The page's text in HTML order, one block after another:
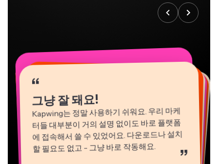
“
그냥 잘 돼요!
Kapwing는 정말 사용하기 쉬워요. 우리 마케
터들 대부분이 거의 설명 없이도 바로 플랫폼
에 접속해서 쓸 수 있었어요. 다운로드나 설치
할 필요도 없고 - 그냥 바로 작동해요. ”
“
““
“
“
“